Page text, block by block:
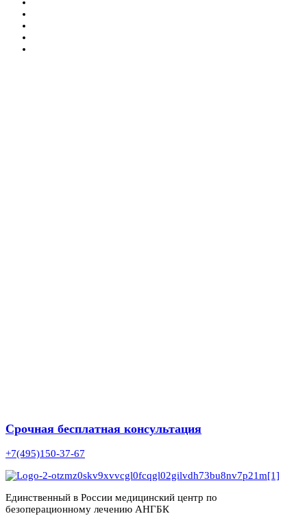
Срочная бесплатная консультация
+7(495)150-37-67
Единственный в России медицинский центр по
безоперационному лечению АНГБК